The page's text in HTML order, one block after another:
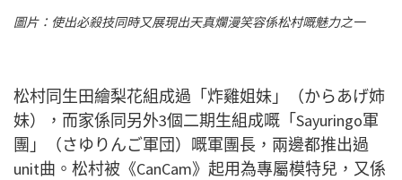
圖片：使出必殺技同時又展現出天真爛漫笑容係松村嘅魅力之一
松村同生田繪梨花組成過「炸雞姐妹」（からあげ姉
妹），而家係同另外3個二期生組成嘅「Sayuringo軍
團」（さゆりんご軍団）嘅軍團長，兩邊都推出過
unit曲。松村被《CanCam》起用為專屬模特兒，又係